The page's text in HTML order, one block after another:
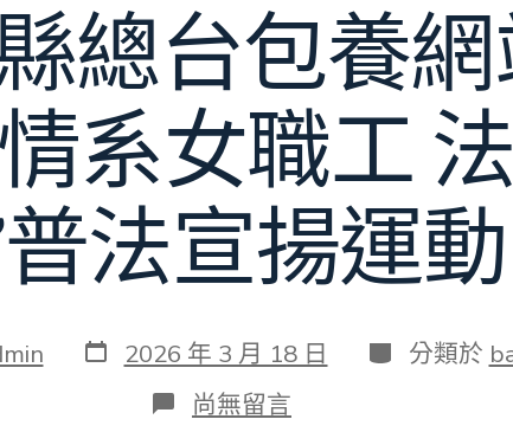
總台包養
系女職工
法宣揚運動
發
表
2026 年 3 月 18 日 分
類
分類於
在
〈江
尚無留言